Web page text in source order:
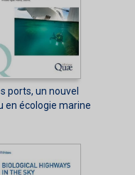
ports, un nouvel
en écologie marine